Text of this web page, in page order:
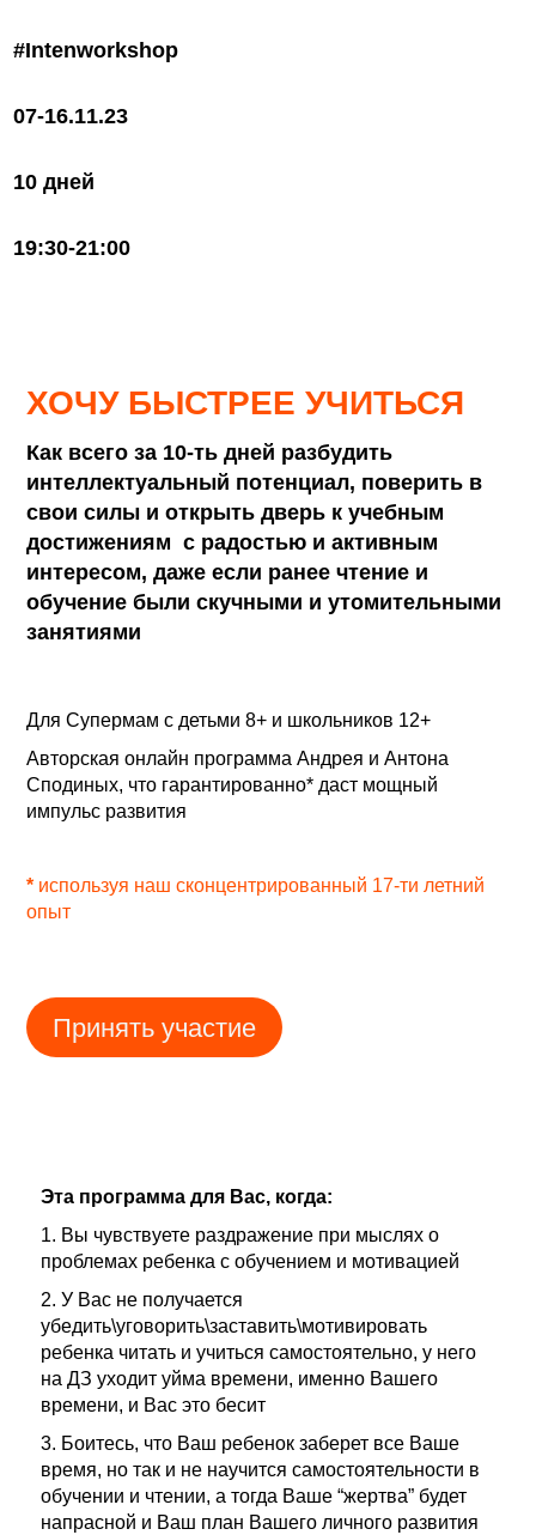
#Intenworkshop
07-16.11.23
10 дней
19:30-21:00
ХОЧУ БЫСТРЕЕ УЧИТЬСЯ
Как всего за 10-ть дней разбудить
интеллектуальный потенциал, поверить в
свои силы и открыть дверь к учебным
достижениям с радостью и активным
интересом,даже если ранее чтение и
обучениебыли скучными и утомительными
занятиями
Для Супермам с детьми 8+ и школьников 12+
Авторская онлайн программа Андрея и Антона
Сподиных, что гарантированно* даст мощный
импульс развития
* используя наш сконцентрированный 17-ти летний
опыт
Принять участие
Эта программа для Вас, когда:
1. Вы чувствуете раздражение при мыслях о
проблемах ребенка с обучением и мотивацией
2. У Вас не получается
убедить\уговорить\заставить\мотивировать
ребенка читать и учиться самостоятельно, у него
на ДЗ уходит уйма времени, именно Вашего
времени, и Вас это бесит
3. Боитесь, что Ваш ребенок заберет все Ваше
время, но так и не научится самостоятельности в
обучении и чтении, а тогда Ваше “жертва” будет
напрасной и Ваш план Вашего личного развития